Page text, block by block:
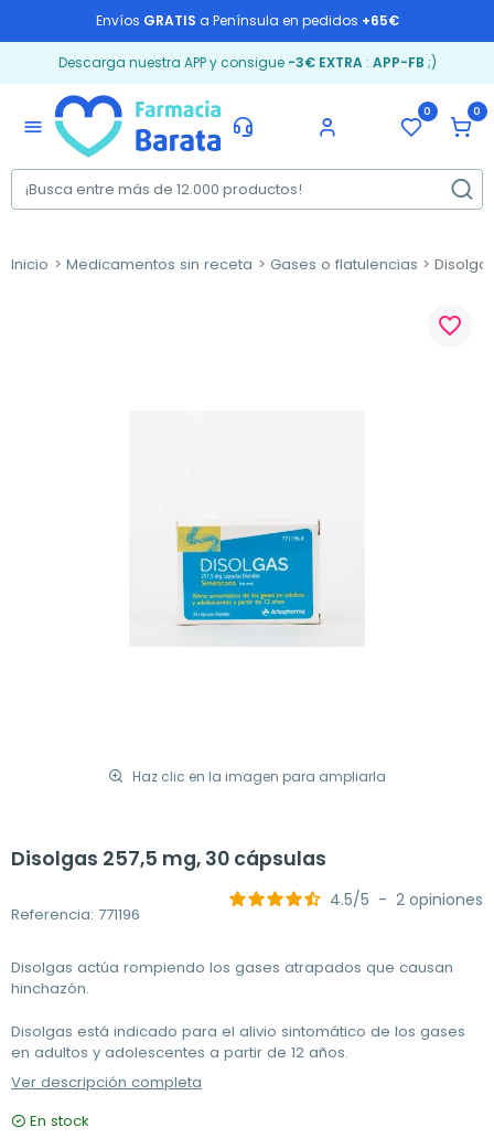
Envíos GRATIS a Península en pedidos +65€
Descarga nuestra APP y consigue -3€ EXTRA: APP-FB ;)
menu
0 0
Inicio Medicamentos sin receta Gases o flatulencias
Haz clic en la imagen para ampliarla
favorite_border
Disolgas 257,5 mg, 30 cápsulas
Referencia: 771196
4.5/5 - 2 opiniones
Disolgas actúa rompiendo los gases atrapados que causan
hinchazón.
Disolgas está indicado para el alivio sintomático de los gases
en adultos y adolescentes a partir de 12 años.
Ver descripción completa
En stock